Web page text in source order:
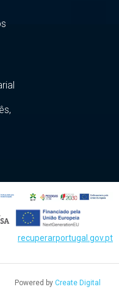
recuperarportugal.gov.pt
Powered by Create Digital